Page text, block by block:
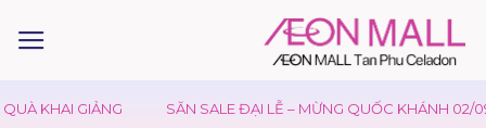
KHAI GIẢNG SĂN SALE ĐẠI LỄ – MỪNG QUỐC KHÁNH 02/09